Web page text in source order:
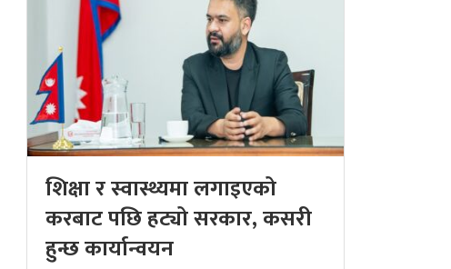
शिक्षा र स्वास्थ्यमा लगाइएको
करबाट पछि हट्यो सरकार, कसरी
हुन्छ कार्यान्वयन